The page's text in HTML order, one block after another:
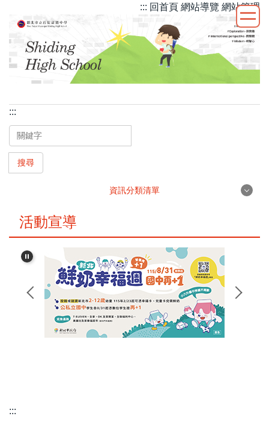
主
內
::: 回首頁 網站導覽 網站管理
:::
搜尋
資訊分類清單
最新消息
活動宣導
:::